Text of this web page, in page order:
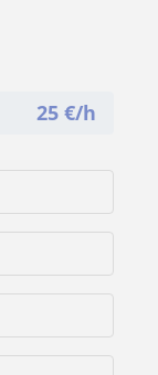
25 €/h